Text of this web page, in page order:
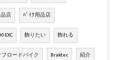
店 ﾊﾞｲｸ用品店
EXC 飾りたい 飾れる
フロードバイク Braktec 紹介